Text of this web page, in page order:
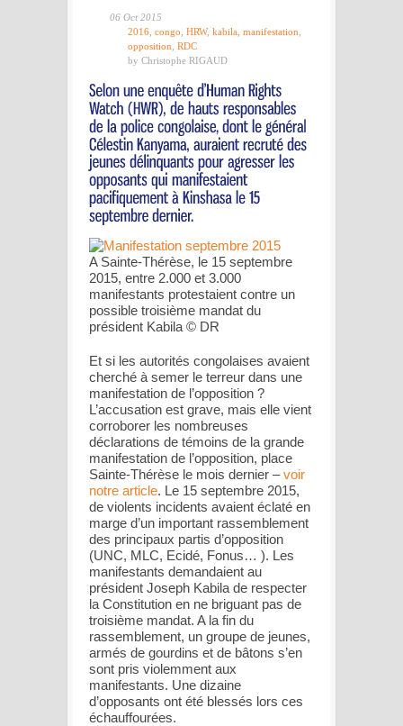
06 Oct 2015
2016 congo HRW, kabila manifestation
opposition RDC
by Christophe RIGAUD
A Sainte-Thérèse, le 15 septembre
2015, entre 2.000 et 3.000
manifestants protestaient contre un
possible troisième mandat du
président Kabila © DR
Et si les autorités congolaises avaient
cherché à semer le terreur dans une
manifestation de l’opposition ?
L’accusation est grave, mais elle vient
corroborer les nombreuses
déclarations de témoins de la grande
manifestation de l’opposition, place
Sainte-Thérèse le mois dernier –voir
notre article. Le 15 septembre 2015,
de violents incidents avaient éclaté en
marge d’un important rassemblement
des principaux partis d’opposition
(UNC, MLC, Ecidé, Fonus… ). Les
manifestants demandaient au
président Joseph Kabila de respecter
la Constitution en ne briguant pas de
troisième mandat. A la fin du
rassemblement, un groupe de jeunes,
armés de gourdins et de bâtons s’en
sont pris violemment aux
manifestants. Une dizaine
d’opposants ont été blessés lors ces
échauffourées.